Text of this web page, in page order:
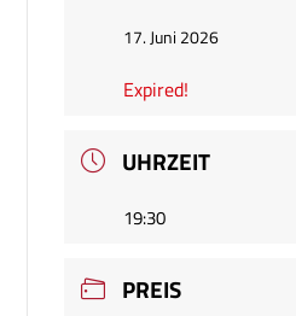
17. Juni 2026
Expired!
UHRZEIT
19:30
PREIS